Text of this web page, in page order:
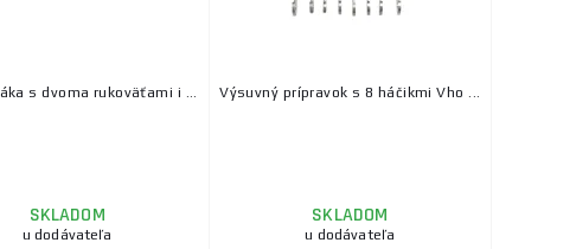
s dvoma rukoväťami i ...
SKLADOM
u dodávateľa
Výsuvný prípravok s 8 háčikmi Vho ...
SKLADOM
u dodávateľa